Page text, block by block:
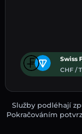
Swiss
CHF /
Služby podléhají
Pokračováním